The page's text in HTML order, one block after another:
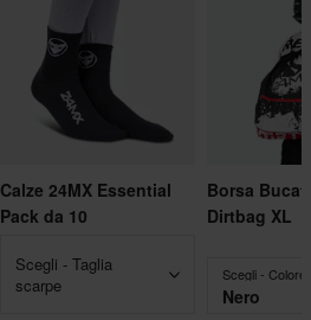
Calze 24MX Essential
Pack da 10
Scegli - Taglia
scarpe
Borsa
Dirtbag XL
Scegli - Colore
Nero